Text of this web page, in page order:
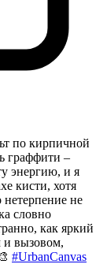
по кирпичной
граффити –
энергию, и я
кисти, хотя
нетерпение не
словно
как яркий
и вызовом,
#UrbanCanvas